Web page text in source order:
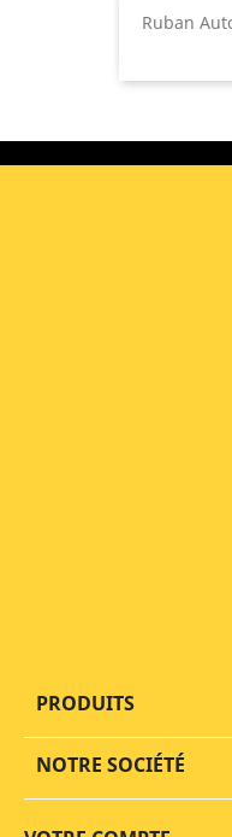
Ruban
PRODUITS
NOTRE SOCIÉTÉ